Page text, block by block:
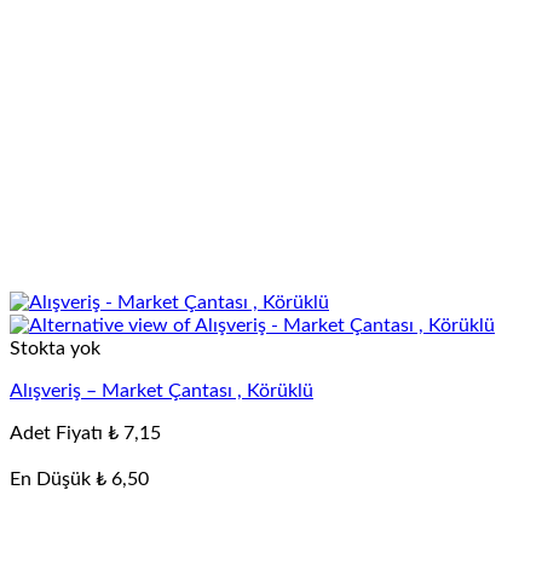
Stokta yok
Alışveriş – Market Çantası , Körüklü
Adet Fiyatı ₺ 7,15
En Düşük ₺ 6,50